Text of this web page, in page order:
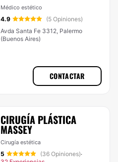
Médico estético
4.9
(5 Opiniones)
Avda Santa Fe 3312, Palermo
(Buenos Aires)
CONTACTAR
CIRUGÍA PLÁSTICA
MASSEY
Cirugía estética
5 (36 Opiniones)·